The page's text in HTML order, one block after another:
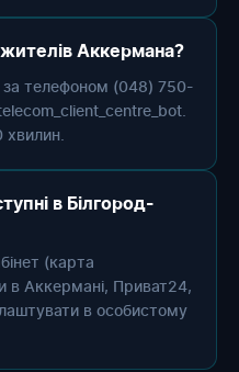
Аккермана?
телефоном (048) 750-
хвилин.
в Білгород-
(карта
в Аккермані, Приват24,
в особистому